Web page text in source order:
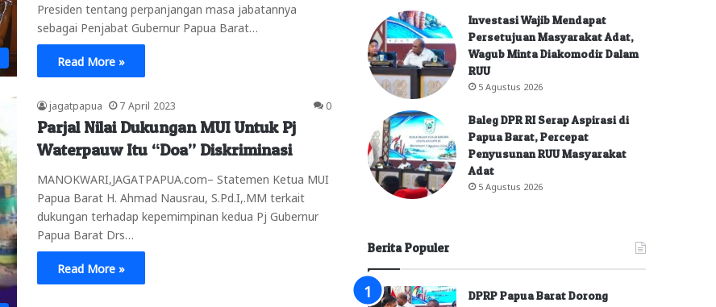
Presiden tentang perpanjangan masa jabatannya
sebagai Penjabat Gubernur Papua Barat…
Read More »
jagatpapua 7 April 2023 0
Parjal Nilai Dukungan MUI Untuk Pj
Waterpauw Itu “Doa” Diskriminasi
MANOKWARI,JAGATPAPUA.com– Statemen Ketua MUI
Papua Barat H. Ahmad Nausrau, S.Pd.I,.MM terkait
dukungan terhadap kepemimpinan kedua Pj Gubernur
Papua Barat Drs…
Read More »
Investasi Wajib Mendapat
Persetujuan Masyarakat Adat,
Wagub Minta Diakomodir Dalam
RUU
5 Agustus 2026
Baleg DPR RI Serap Aspirasi di
Papua Barat, Percepat
Penyusunan RUU Masyarakat
Adat
5 Agustus 2026
Berita Populer
DPRP Papua Barat Dorong